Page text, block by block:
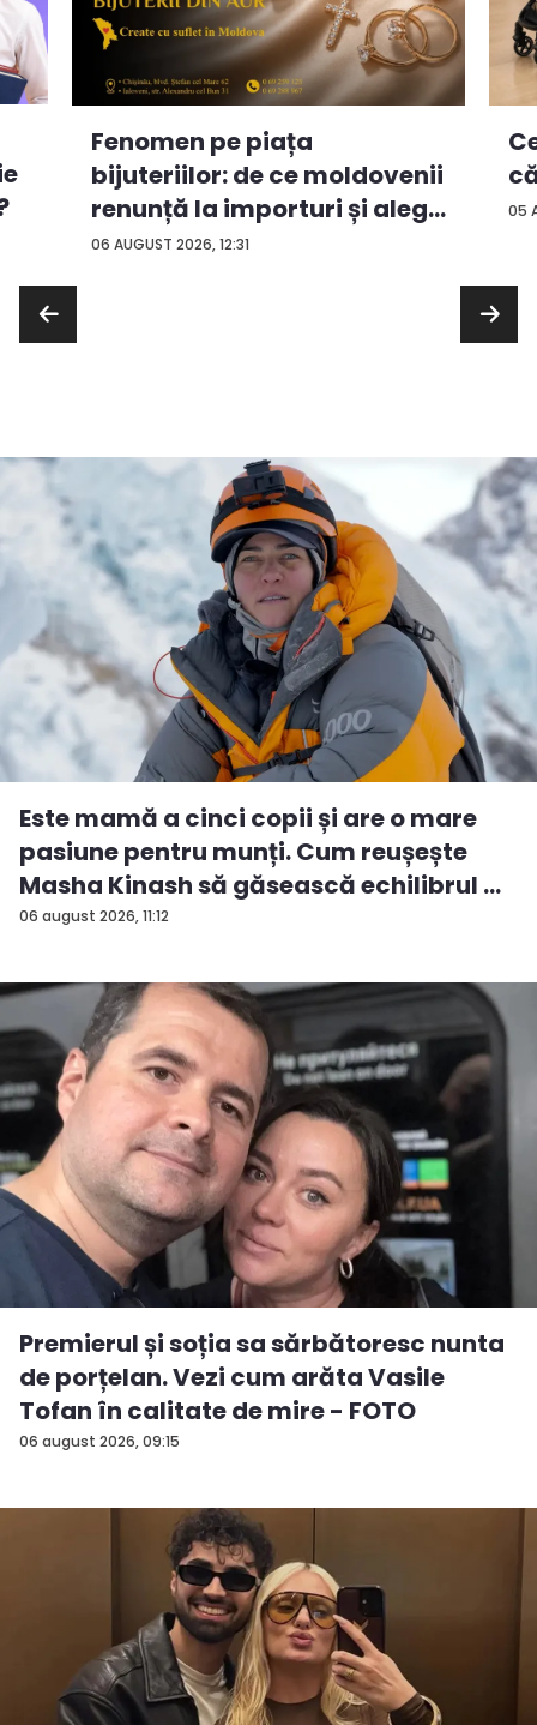
06 AUGUST 2026, 12:31
Fenomen pe piața
bijuteriilor: de ce moldovenii
renunță la importuri și aleg
...
05
06 august 2026, 11:12
Este mamă a cinci copii și are o mare
pasiune pentru munți. Cum reușește
Masha Kinash să găsească echilibrul ...
06 august 2026, 09:15
Premierul și soția sa sărbătoresc nunta
de porțelan. Vezi cum arăta Vasile
Tofan în calitate de mire - FOTO